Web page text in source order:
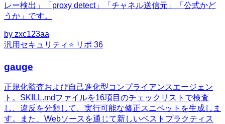
レー検出」「proxy detect」「チャネル送信元」「公式かど
うか」です。
by zxc123aa
汎用 セキュリティ ⭐ リポ 36
gauge
正規化監査および自己進化型コンプライアンスエージェン
ト。SKILL.mdファイルを16項目のチェックリストで検査
し、違反を分類して、実行可能な修正スニペットを生成しま
す。また、Webソースを通じて新しいベストプラクティス